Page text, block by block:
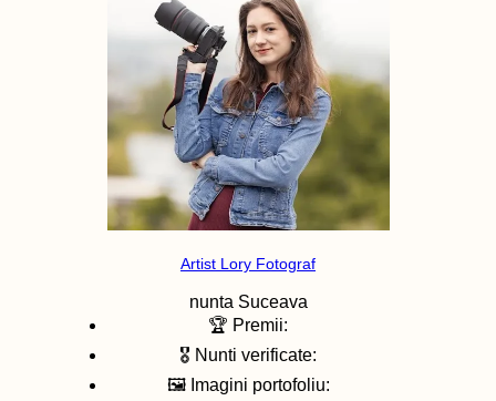
Artist Lory Fotograf
nunta Suceava
🏆 Premii:
🎖️ Nunti verificate:
🖼️ Imagini portofoliu: